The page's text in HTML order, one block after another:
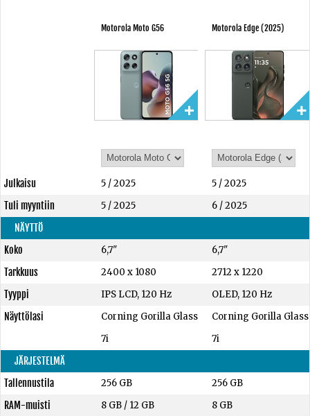
Motorola Moto G56 Motorola Edge (2025)
Julkaisu 5 / 2025
5 / 2025
Tuli myyntiin
5 / 2025
6 / 2025
NÄYTTÖ
Koko
6,7"
6,7"
Tarkkuus
2400 x 1080
2712 x 1220
Tyyppi
IPS LCD, 120 Hz
OLED, 120 Hz
Näyttölasi
Corning Gorilla Glass
7i
Corning Gorilla Glass
7i
JÄRJESTELMÄ
Tallennustila
256 GB
256 GB
RAM-muisti
8 GB/ 12 GB
8 GB